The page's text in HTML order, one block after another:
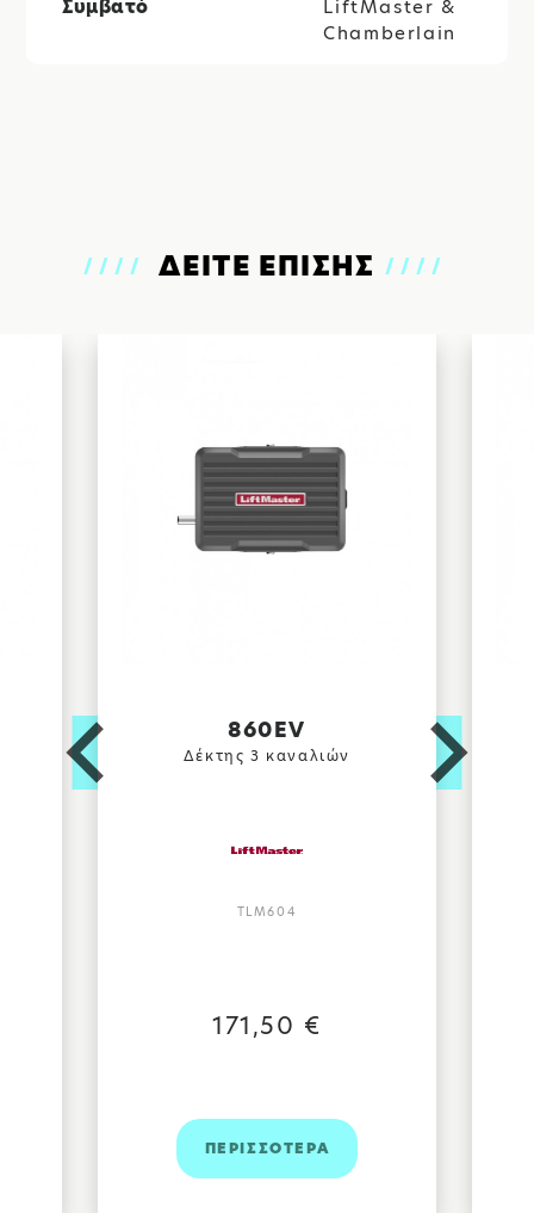
Συμβατό
LiftMaster &
Chamberlain
//// ΔΕΙΤΕ ΕΠΙΣΗΣ ////
860EV
Δέκτης 3 καναλιών
TLM604
171,50 €
ΠΕΡΙΣΣΟΤΕΡΑ